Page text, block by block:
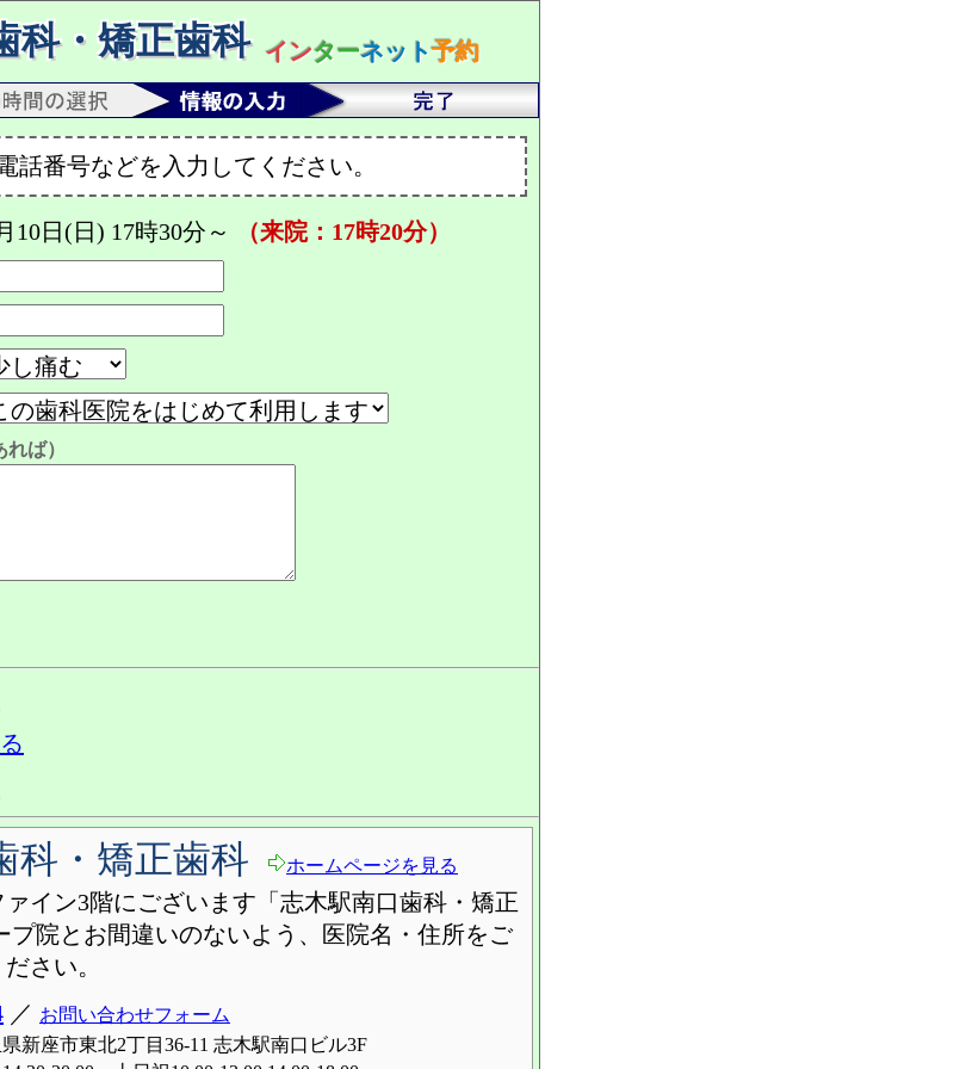
科・矯正歯科 インターネット予約
話番号などを入力してください。
10日(日) 17時30分～
（来院：17時20分）
ば）
科・矯正歯科 ホームページを見る
イン3階にございます「志木駅南口歯科・矯正
プ院とお間違いのないよう、医院名・住所をご
さい。
／ お問い合わせフォーム
県新座市東北2丁目36-11 志木駅南口ビル3F